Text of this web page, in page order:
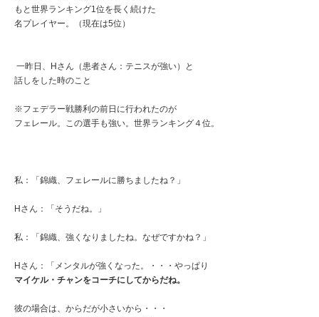
もと世界ランキング1位を長く続けた
名プレイヤー。（現在は5位）
一昨日、Hさん（患者さん：テニスが強い）と
話しをした時のこと
※フェデラー戦勝利の前日に行われたのが
フェレール。この選手も強い。世界ランキング４位。
私：「錦織、フェレールに勝ちましたね？」
Hさん：「そうだね。」
私：「錦織、強くなりましたね。なぜですかね？」
Hさん：「メンタルが強くなった。・・・やっぱり
マイケル・チャンをコーチにしてからだね。
彼の場合は、からだが小さいから・・・